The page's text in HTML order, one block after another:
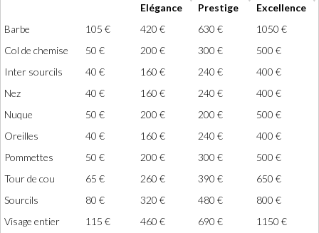
Elégance
Prestige
Excellence
Barbe
105 € 420 € 630 €
1050 €
Col de chemise
50 € 200 € 300 €
500 €
Inter sourcils
40 € 160 € 240 €
400 €
Nez
40 € 160 € 240 €
400 €
Nuque
50 € 200 € 200 €
500 €
Oreilles
40 € 160 € 240 €
400 €
Pommettes
50 € 200 € 300 €
500 €
Tour de cou
65 € 260 € 390 €
650 €
Sourcils
80 € 320 € 480 €
800 €
Visage entier
115 € 460 € 690 €
1150 €